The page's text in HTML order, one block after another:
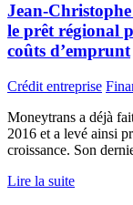
Jean-
le prêt régional
coûts d’emprunt
Crédit entreprise
Moneytrans a déjà
2016 et a levé ainsi
croissance. Son
Lire la suite